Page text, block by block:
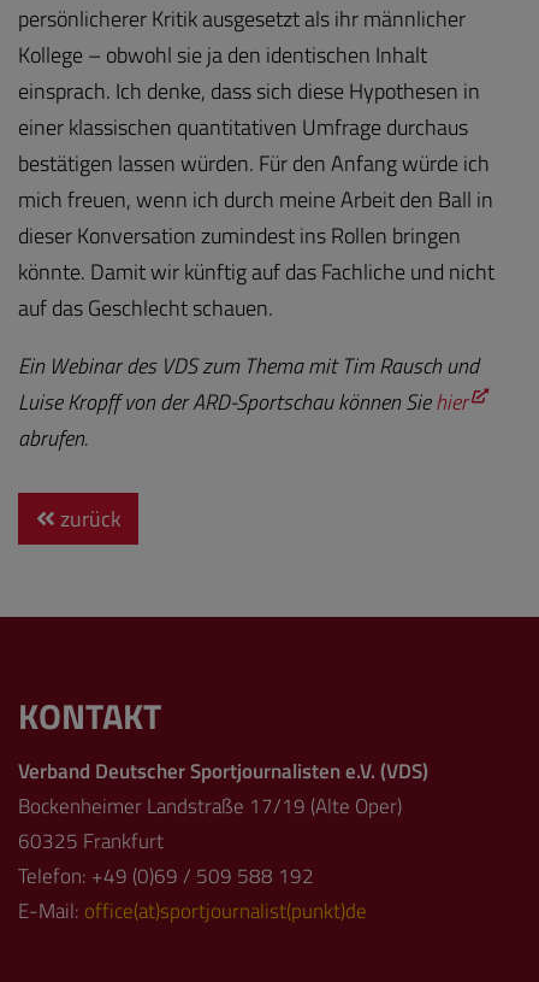
persönlicherer Kritik ausgesetzt als ihr männlicher
Kollege – obwohl sie ja den identischen Inhalt
einsprach. Ich denke, dass sich diese Hypothesen in
einer klassischen quantitativen Umfrage durchaus
bestätigen lassen würden. Für den Anfang würde ich
mich freuen, wenn ich durch meine Arbeit den Ball in
dieser Konversation zumindest ins Rollen bringen
könnte. Damit wir künftig auf das Fachliche und nicht
auf das Geschlecht schauen.
Ein Webinar des VDS zum Thema mit Tim Rausch und
Luise Kropff von der ARD-Sportschau können Siehier
abrufen.
zurück
KONTAKT
Verband Deutscher Sportjournalisten e.V. (VDS)
Bockenheimer Landstraße 17/19 (Alte Oper)
60325 Frankfurt
Telefon: +49 (0)69 / 509 588 192
E-Mail: office(at)sportjournalist(punkt)de